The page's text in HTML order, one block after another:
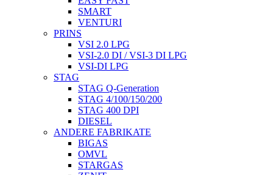
SMART
VENTURI
PRINS
VSI 2.0 LPG
VSI-2.0 DI / VSI-3 DI LPG
VSI-DI LPG
STAG
STAG Q-Generation
STAG 4/100/150/200
STAG 400 DPI
DIESEL
ANDERE FABRIKATE
BIGAS
OMVL
STARGAS